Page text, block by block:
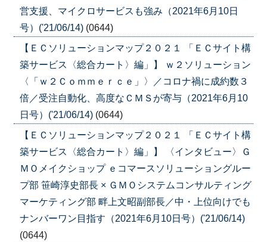
営支援、マイクロサービスも強み（2021年6月10日
号）('21/06/14) (0644)
【ＥＣソリューションマップ２０２１ 「ＥＣサイト構
築サービス〈総合カート〉編」】 ｗ２ソリューション
〈「ｗ２Ｃｏｍｍｅｒｃｅ」〉／コロナ禍に成約数３
倍／受注自動化、高度なＣＭＳが寄与（2021年6月10
日号）('21/06/14) (0644)
【ＥＣソリューションマップ２０２１ 「ＥＣサイト構
築サービス〈総合カート〉編」】 〈インタビュー〉Ｇ
ＭＯメイクショップ ｅコマースソリューショングルー
プ部 笹崎淳史部長 × ＧＭＯシステムコンサルティング
マーケティング部 畔上文昭副部長／中・上位向けでも
ナンバーワン目指す（2021年6月10日号）('21/06/14)
(0644)